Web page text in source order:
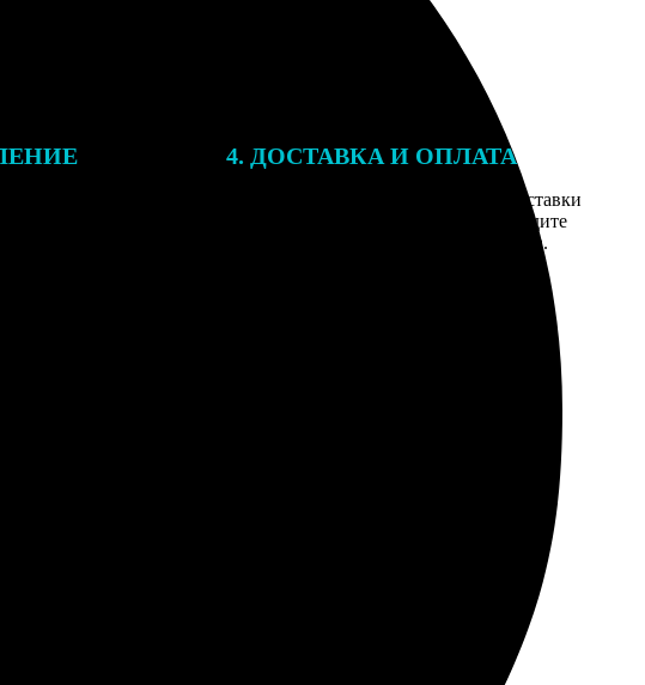
4. ДОСТАВКА И ОПЛАТА
Введите адрес и выберите способ доставки
заказа. Если у вас есть промокод, введите
его в специальное поле для промокода.
процесс загрузки фото был простой, разобралась без меня.